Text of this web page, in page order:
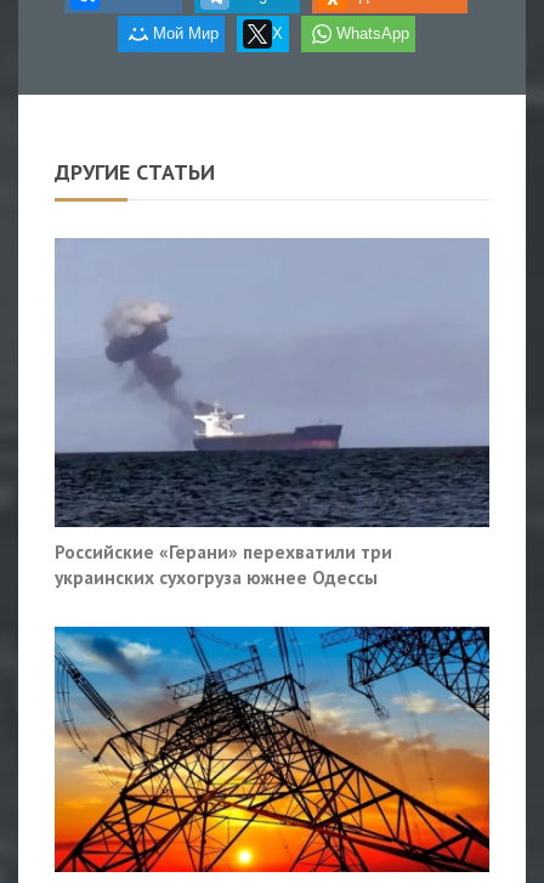
Мой Мир X WhatsApp
ДРУГИЕ СТАТЬИ
Российские «Герани» перехватили три
украинских сухогруза южнее Одессы